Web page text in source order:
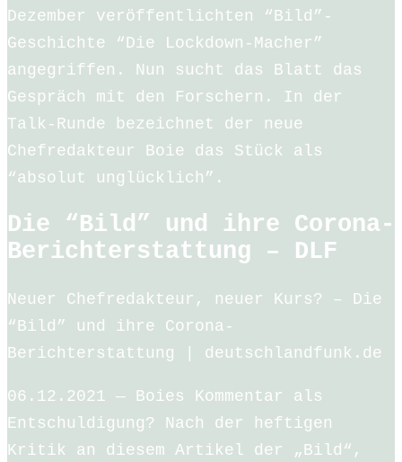
Dezember veröffentlichten “Bild”-
Geschichte “Die Lockdown-Macher”
angegriffen. Nun sucht das Blatt das
Gespräch mit den Forschern. In der
Talk-Runde bezeichnet der neue
Chefredakteur Boie das Stück als
“absolut unglücklich”.
Die “Bild” und ihre Corona-
Berichterstattung – DLF
Neuer Chefredakteur, neuer Kurs? – Die
“Bild” und ihre Corona-
Berichterstattung | deutschlandfunk.de
06.12.2021 — Boies Kommentar als
Entschuldigung? Nach der heftigen
Kritik an diesem Artikel der „Bild“,